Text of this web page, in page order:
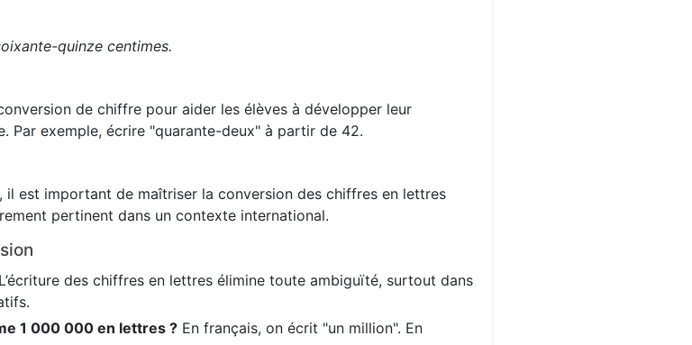
quinze centimes.
de chiffre pour aider les élèves à développer leur
Par exemple, écrire "quarante-deux" à partir de 42.
est important de maîtriser la conversion des chiffres en lettres
pertinent dans un contexte international.
L’écriture des chiffres en lettres élimine toute ambiguïté, surtout dans
1 000 000 en lettres ? En français, on écrit "un million". En